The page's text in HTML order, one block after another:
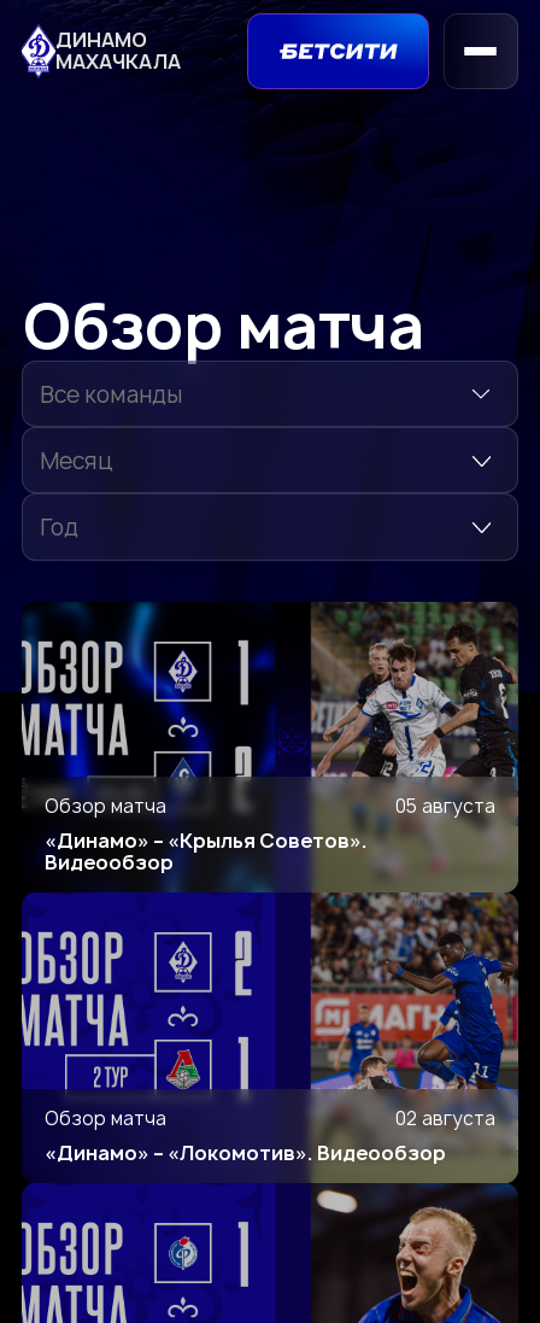
ДИНАМО
МАХАЧКАЛА
Обзор матча
Обзор матча 05 августа
«Динамо» – «Крылья Советов».
Видеообзор
Обзор матча 02 августа
«Динамо» – «Локомотив». Видеообзор